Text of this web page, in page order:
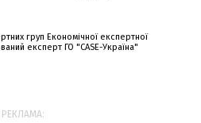
груп Економічної експертної
експерт ГО "CASE-Україна"
РЕКЛАМА: